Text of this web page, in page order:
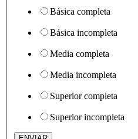
Básica completa
Básica incompleta
Media completa
Media incompleta
Superior completa
Superior incompleta